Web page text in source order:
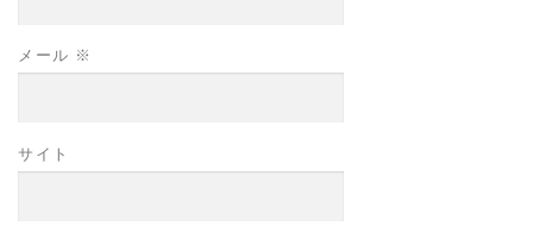
メール ※
サイト